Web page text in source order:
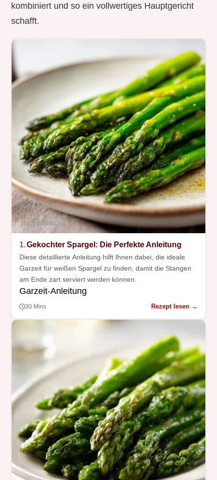
kombiniert und so ein vollwertiges Hauptgericht
schafft.
1.Gekochter Spargel: Die Perfekte Anleitung
Diese detaillierte Anleitung hilft Ihnen dabei, die ideale
Garzeit für weißen Spargel zu finden, damit die Stangen
am Ende zart serviert werden können.
Garzeit-Anleitung
30 Mins Rezept lesen →